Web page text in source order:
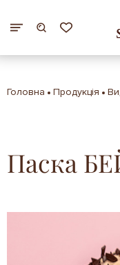
Головна Продукція
Паска